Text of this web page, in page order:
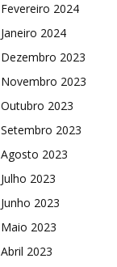
Fevereiro 2024
Janeiro 2024
Dezembro 2023
Novembro 2023
Outubro 2023
Setembro 2023
Agosto 2023
Julho 2023
Junho 2023
Maio 2023
Abril 2023